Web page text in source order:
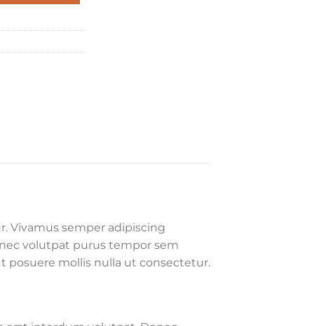
Vivamus semper adipiscing
volutpat purus tempor sem
posuere mollis nulla ut consectetur.